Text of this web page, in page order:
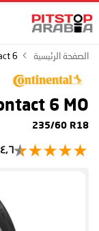
الصفحة الرئيسية 6
6 MO
235/60 R18
٤٫٦/5